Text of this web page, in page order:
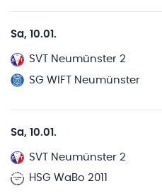
Sa, 10.01.
SVT Neumünster 2
SG WIFT Neumünster
Sa, 10.01.
SVT Neumünster 2
HSG WaBo 2011